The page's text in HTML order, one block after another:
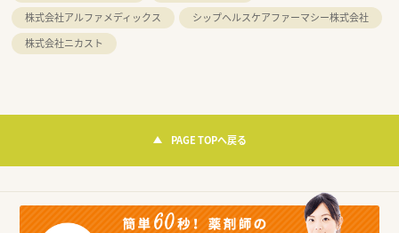
株式会社アルファメディックス
シップヘルスケアファーマシー株式会社
株式会社ニカスト
PAGE TOPへ戻る